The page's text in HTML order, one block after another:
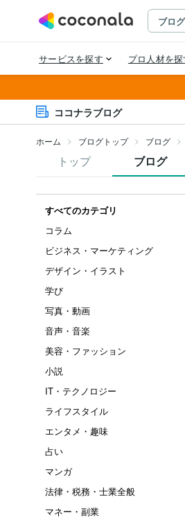
ココナラブログ
ホーム ブログトップ ブログ
トップ ブログ
すべてのカテゴリ
コラム
ビジネス・マーケティング
デザイン・イラスト
学び
写真・動画
音声・音楽
美容・ファッション
小説
IT・テクノロジー
ライフスタイル
エンタメ・趣味
占い
マンガ
法律・税務・士業全般
マネー・副業